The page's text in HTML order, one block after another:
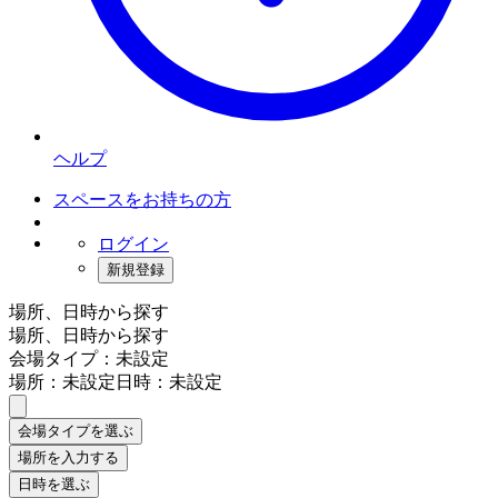
ヘルプ
スペースをお持ちの方
ログイン
新規登録
場所、日時から探す
場所、日時から探す
会場タイプ：未設定
場所：未設定日時：未設定
会場タイプを選ぶ
場所を入力する
日時を選ぶ